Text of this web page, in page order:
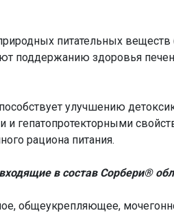
питательных веществ
поддержанию здоровья
улучшению
гепатопротекторными
рациона питания.
в состав Сорбери®
общеукрепляющее,